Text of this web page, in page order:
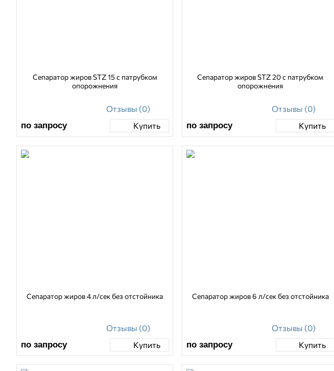
Сепаратор жиров STZ 15 с патрубком
опорожнения
Отзывы (0)
по запросу
Купить
Сепаратор жиров STZ 20 с патрубком
опорожнения
Отзывы (0)
по запросу
Купить
Сепаратор жиров 4 л/сек без отстойника
Отзывы (0)
по запросу
Купить
Сепаратор жиров 6 л/сек без отстойника
Отзывы (0)
по запросу
Купить